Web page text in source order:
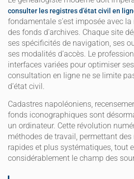
consulter les registres d’état civil en
fondamentale s’est imposée avec
des fonds d’archives. Chaque site
ses spécificités de navigation, ses
ses modalités d’accès. Le
interfaces variées pour optimiser
consultation en ligne ne se limite
d’état civil.
Cadastres napoléoniens,
fonds iconographiques sont
un ordinateur. Cette révolution
méthodes de travail, permettant des
rapides et plus systématiques, tout
considérablement le champ des